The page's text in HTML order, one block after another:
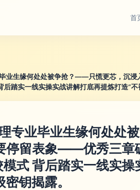
首
业生缘何处处被争抢？——只慌更芯，沉
实一线实操实战讲解打底再提炼打造“不
专业毕业生缘何处
停留表象——优秀三章
式 背后踏实一线实操
钥揭露。